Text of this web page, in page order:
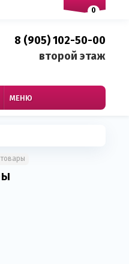
8 (905) 102-50-00
второй этаж
МЕНЮ
0